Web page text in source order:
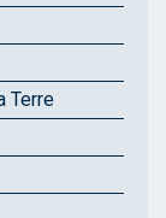
Terre